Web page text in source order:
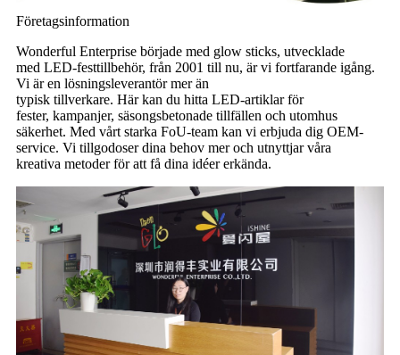
Företagsinformation
Wonderful Enterprise började med glow sticks, utvecklade
med LED-festtillbehör, från 2001 till nu, är vi fortfarande igång.
Vi är en lösningsleverantör mer än
typisk tillverkare. Här kan du hitta LED-artiklar för
fester, kampanjer, säsongsbetonade tillfällen och utomhus
säkerhet. Med vårt starka FoU-team kan vi erbjuda dig OEM-
service. Vi tillgodoser dina behov mer och utnyttjar våra
kreativa metoder för att få dina idéer erkända.